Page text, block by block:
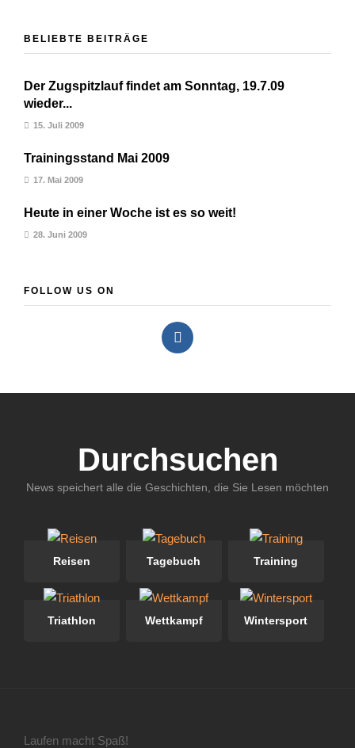
BELIEBTE BEITRÄGE
Der Zugspitzlauf findet am Sonntag, 19.7.09
wieder...
15. Juli 2009
Trainingsstand Mai 2009
17. Mai 2009
Heute in einer Woche ist es so weit!
28. Juni 2009
FOLLOW US ON
Durchsuchen
News speichert alle die Geschichten, die Sie Lesen möchten
Reisen Tagebuch Training
Triathlon Wettkampf Wintersport
Laufen macht Spaß!